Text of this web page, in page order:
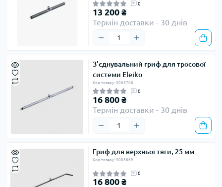
0
13 200 ₴
Термін доставки - 30 днів
З’єднувальний гриф для тросової
системи Eleiko
Код товару: 3085706
0
16 800 ₴
Термін доставки - 30 днів
Гриф для верхньої тяги, 25 мм
Код товару: 3085869
0
16 800 ₴